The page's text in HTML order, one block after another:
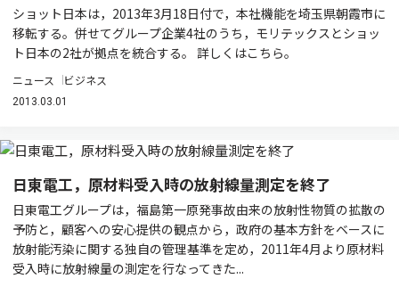
ショット日本は，2013年3月18日付で，本社機能を埼玉県朝霞市に
移転する。併せてグループ企業4社のうち，モリテックスとショッ
ト日本の2社が拠点を統合する。 詳しくはこちら。
ニュース ビジネス
2013.03.01
日東電工，原材料受入時の放射線量測定を終了
日東電工グループは，福島第一原発事故由来の放射性物質の拡散の
予防と，顧客への安心提供の観点から，政府の基本方針をベースに
放射能汚染に関する独自の管理基準を定め，2011年4月より原材料
受入時に放射線量の測定を行なってきた...